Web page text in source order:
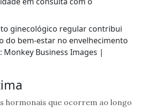
ginecológico regular contribui
do bem-estar no envelhecimento
Business Images |
hormonais que ocorrem ao longo